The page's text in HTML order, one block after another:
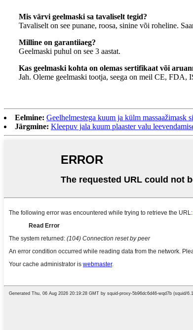
Mis värvi geelmaski sa tavaliselt tegid?
Tavaliselt on see punane, roosa, sinine või roheline.
Milline on garantiiaeg?
Geelmaski puhul on see 3 aastat.
Kas geelmaski kohta on olemas sertifikaat või
Jah. Oleme geelmaski tootja, seega on meil CE, FDA,
Eelmine: Geelhelmestega kuum ja külm massaažimask
Järgmine: Kleepuv jala kuum plaaster valu